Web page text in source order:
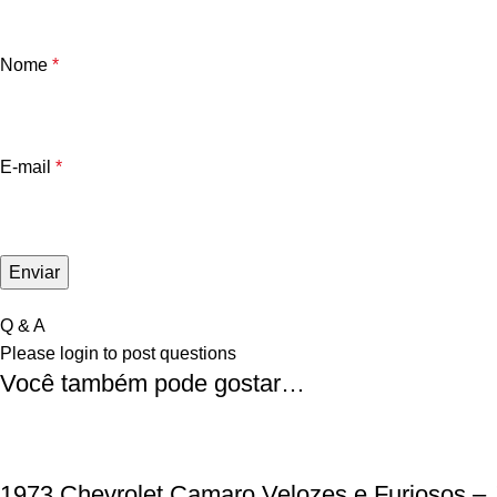
Nome *
E-mail *
Q & A
Please login to post questions
Você também pode gostar…